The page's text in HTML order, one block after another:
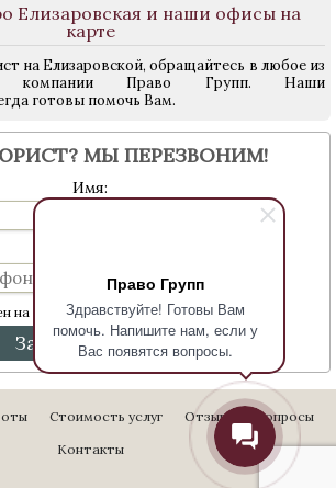
Право Групп
Здравствуйте! Готовы Вам
помочь. Напишите нам, если у
Вас появятся вопросы.
Елизаровская и наши офисы на
карте
на Елизаровской, обращайтесь в любое из
компании Право Групп. Наши
готовы помочь Вам.
МЫ ПЕРЕЗВОНИМ!
Имя:
на обработку персональных данных
Заказать звонок
Стоимость услуг Отзывы
Вопросы
Контакты